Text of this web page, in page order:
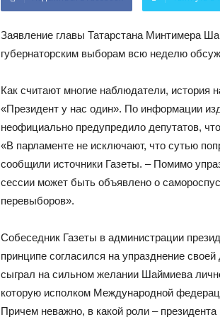
Заявление главы Татарстана Минтимера
губернаторским выборам всю неделю
Как считают многие наблюдатели, история
«Президент у нас один». По информации
неофициально предупредило депутатов,
«В парламенте не исключают, что сутью
сообщили источники Газеты. – Помимо
сессии может быть объявлено о
перевыборов».
Собеседник Газеты в администрации
принципе согласился на упразднение
сыграл на сильном желании Шаймиева
которую исполком Международной
Причем неважно, в какой роли – президента